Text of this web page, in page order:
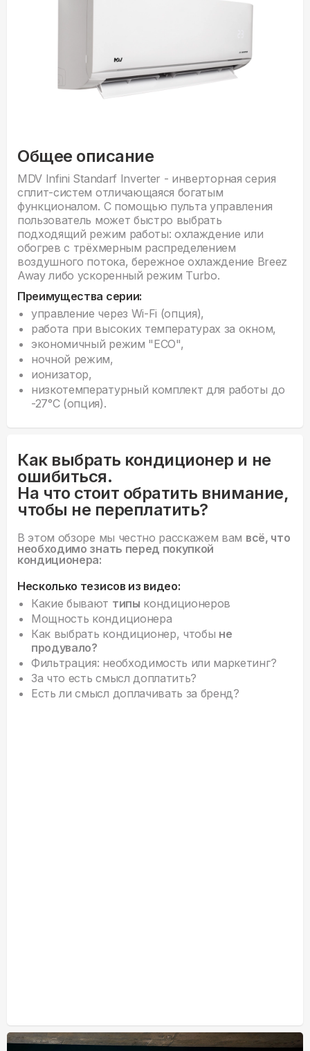
Общее описание
MDV Infini Standarf Inverter - инверторная серия
сплит-систем отличающаяся богатым
функционалом. С помощью пульта управления
пользователь может быстро выбрать
подходящий режим работы: охлаждение или
обогрев с трёхмерным распределением
воздушного потока, бережное охлаждение Breez
Away либо ускоренный режим Turbo.
Преимущества серии:
управление через Wi-Fi (опция),
работа при высоких температурах за окном,
экономичный режим "ECO",
ночной режим,
ионизатор,
низкотемпературный комплект для работы до
-27°С (опция).
Как выбрать кондиционер и не
ошибиться.
На что стоит обратить внимание,
чтобы не переплатить?
В этом обзоре мы честно расскажем вам всё, что
необходимо знать перед покупкой
кондиционера:
Несколько тезисов из видео:
Какие бывают типы кондиционеров
Мощность кондиционера
Как выбрать кондиционер, чтобы не
продувало?
Фильтрация: необходимость или маркетинг?
За что есть смысл доплатить?
Есть ли смысл доплачивать за бренд?